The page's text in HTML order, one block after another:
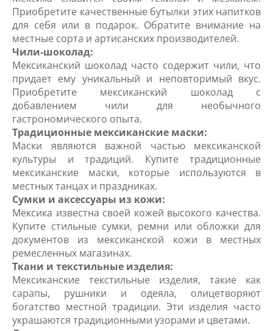
Приобретите качественные бутылки этих напитков
для себя или в подарок. Обратите внимание на
местные сорта и артисанских производителей.
Чили-шоколад:
Мексиканский шоколад часто содержит чили, что
придает ему уникальный и неповторимый вкус.
Приобретите мексиканский шоколад с
добавлением чили для необычного
гастрономического опыта.
Традиционные мексиканские маски:
Маски являются важной частью мексиканской
культуры и традиций. Купите традиционные
мексиканские маски, которые используются в
местных танцах и праздниках.
Сумки и аксессуары из кожи:
Мексика известна своей кожей высокого качества.
Купите стильные сумки, ремни или обложки для
документов из мексиканской кожи в местных
ремесленных магазинах.
Ткани и текстильные изделия:
Мексиканские текстильные изделия, такие как
сарапы, рушники и одеяла, олицетворяют
богатство местной традиции. Эти изделия часто
украшаются традиционными узорами и цветами.